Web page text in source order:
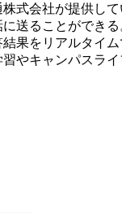
会社が提供して
ることができ
果をリアルタイム
キャンパスラ